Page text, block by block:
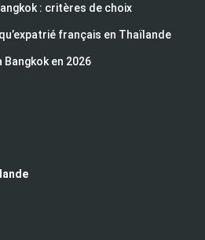
: critères de choix
français en Thaïlande
Bangkok en 2026